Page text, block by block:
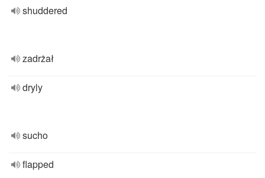
shuddered
zadrżał
dryly
sucho
flapped